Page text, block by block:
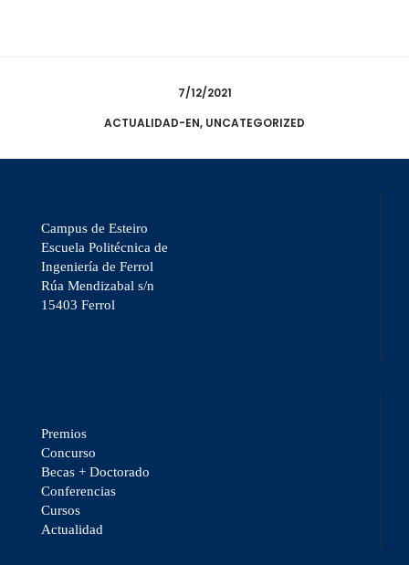
7/12/2021
ACTUALIDAD-EN, UNCATEGORIZED
Campus de Esteiro
Escuela Politécnica de
Ingeniería de Ferrol
Rúa Mendizabal s/n
15403 Ferrol
Premios
Concurso
Becas + Doctorado
Conferencias
Cursos
Actualidad